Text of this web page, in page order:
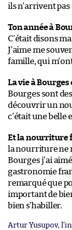
ils n’arrivent
Ton année à
C’était disons
J’aime me
famille, qui
La vie à
Bourges sont
découvrir un
c’était une belle
Et la nourriture
la nourriture ne
Bourges j’ai
gastronomie
remarqué que
important de
bien s’habiller.
Artur Yusupov,